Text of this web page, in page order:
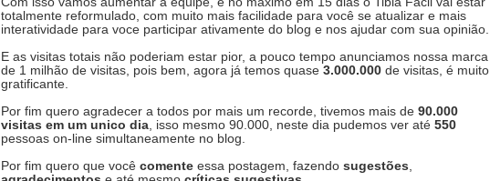
totalmente reformulado, com muito mais facilidade para você se atualizar e mais
interatividade para voce participar ativamente do blog e nos ajudar com sua opinião.
E as visitas totais não poderiam estar pior, a pouco tempo anunciamos nossa marca
de 1 milhão de visitas, pois bem, agora já temos quase 3.000.000de visitas, é muito
gratificante.
Por fim quero agradecer a todos por mais um recorde, tivemos mais de 90.000
visitas em um unico dia, isso mesmo 90.000, neste dia pudemos ver até 550
pessoas on-line simultaneamente no blog.
Por fim quero que você comenteessa postagem, fazendo sugestões